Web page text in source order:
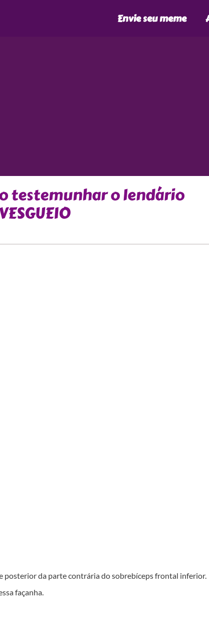
Envie seu meme
testemunhar o lendário
posterior da parte contrária do sobrebíceps frontal inferior.
façanha.